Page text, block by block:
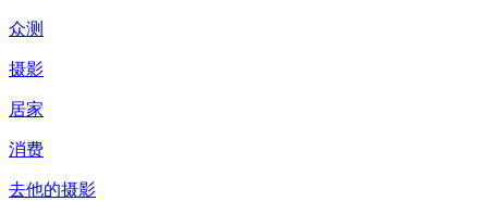
众测
摄影
居家
消费
去他的摄影